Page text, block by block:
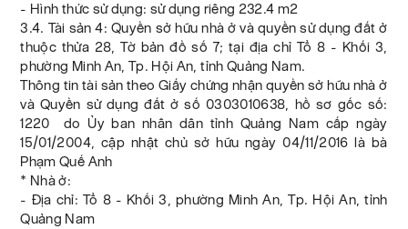
- Hình thức sử dụng: sử dụng riêng 232.4 m2
3.4. Tài sản 4: Quyền sở hữu nhà ở và quyền sử dụng đất ở
thuộc thửa 28, Tờ bản đồ số 7; tại địa chỉ Tổ 8 - Khối 3,
phường Minh An, Tp. Hội An, tỉnh Quảng Nam.
Thông tin tài sản theo Giấy chứng nhận quyền sở hữu nhà ở
và Quyền sử dụng đất ở số 0303010638, hồ sơ gốc số:
1220 do Ủy ban nhân dân tỉnh Quảng Nam cấp ngày
15/01/2004, cập nhật chủ sở hữu ngày 04/11/2016 là bà
Phạm Quế Anh
* Nhà ở:
- Địa chỉ: Tổ 8 - Khối 3, phường Minh An, Tp. Hội An, tỉnh
Quảng Nam